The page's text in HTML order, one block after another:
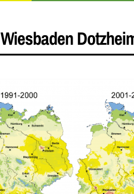
Wiesbaden